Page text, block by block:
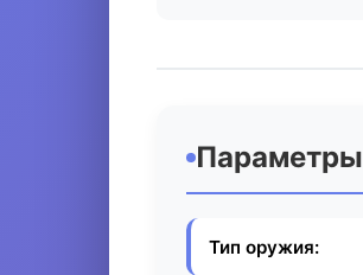
Параметры
Тип оружия: